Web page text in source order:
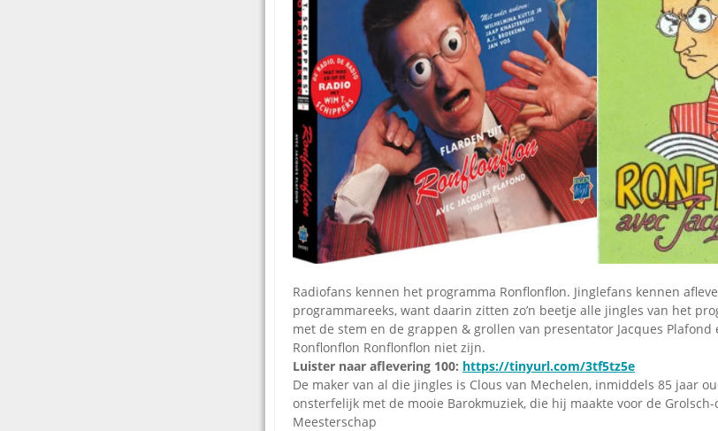
Omroepbanden
Stoomfluit Klaas
Vaak
Uitvinding
jinglecassette
Radiofans kennen het programma Ronflonflon. Jinglefans kennen
programmareeks, want daarin zitten zo’n beetje alle jingles van het
met de stem en de grappen & grollen van presentator Jacques
Ronflonflon Ronflonflon niet zijn.
Luister naar aflevering 100: https://tinyurl.com/3tf5tz5e
De maker van al die jingles is Clous van Mechelen, inmiddels 85 jaar
onsterfelijk met de mooie Barokmuziek, die hij maakte voor de
Meesterschap